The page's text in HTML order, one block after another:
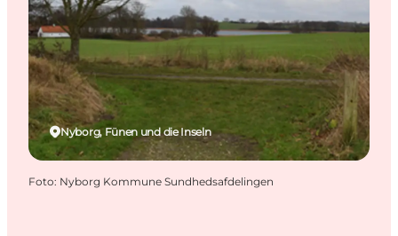
Veranstaltungen
Übernachtung
Reiseplanung
Buchen & kaufen
Nyborg, Fünen und die Inseln
Foto: Nyborg Kommune Sundhedsafdelingen